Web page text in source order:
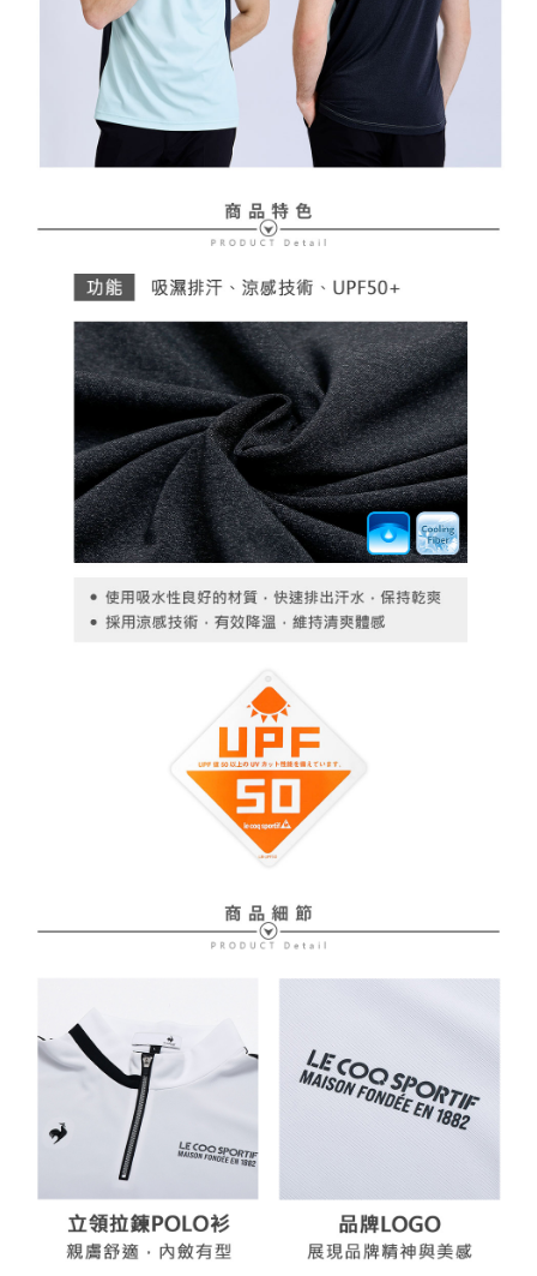
https://oppay.tw/userRule
三、利用規約「AFTEE代金後払い」（以下当サービスという）はネットプ
ロテクションズ（以下 AFTEE という）が提供し、AFTEEが代金を徴収し
ます。当サービスご利用の際に提供しなければならない個人情報（注文者
の氏名、電話番号、受取人の氏名、電話番号、受取人住所を含むがこれに
限らない）は、AFTEEに渡され当サービスで必要な範囲内で利用されま
す。AFTEEの個人情報の収集、処理、利用について、詳細はAFTEE公式ホ
ームページの『個人情報の収集、処理及び利用に関する声明』をご参照く
ださい（https://aftee.tw/privacypolicy/）。
AFTEEの初回ご利用の際に、審査を通過すれば、最高額がNT$10,000にな
ります。支払い期限を過ぎた場合、その金額に基づいて年利20%の遅延滞
の同意を得ればAFTEEをご利用いただけます。
個人情報の処理、利用について疑問がある、または関連する法律の権利を
行使したい場合は、ネットプロテクションズcs_tw@netprotections.co.jp
にご連絡ください。上記に示した個人情報を、必要な購入注文書とあわせ
てAFTEEにご提供いただく、またはAFTEEにあなたの個人情報の収集、処
理、利用を許可することににご同意いただけない場合は、当サービスを選
択しないでください。
送料無料